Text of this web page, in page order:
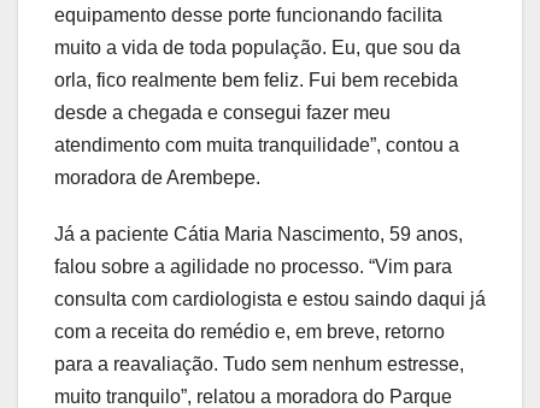
equipamento desse porte funcionando facilita
muito a vida de toda população. Eu, que sou da
orla, fico realmente bem feliz. Fui bem recebida
desde a chegada e consegui fazer meu
atendimento com muita tranquilidade”, contou a
moradora de Arembepe.
Já a paciente Cátia Maria Nascimento, 59 anos,
falou sobre a agilidade no processo. “Vim para
consulta com cardiologista e estou saindo daqui já
com a receita do remédio e, em breve, retorno
para a reavaliação. Tudo sem nenhum estresse,
muito tranquilo”, relatou a moradora do Parque